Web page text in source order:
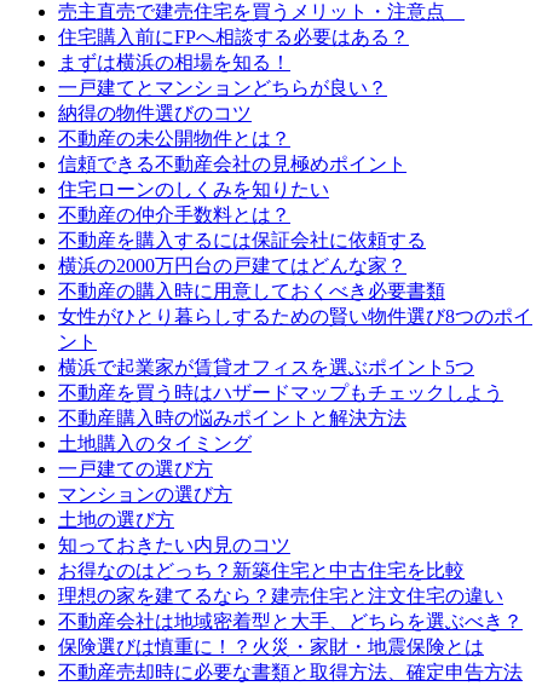
売主直売で建売住宅を買うメリット・注意点
住宅購入前にFPへ相談する必要はある？
まずは横浜の相場を知る！
一戸建てとマンションどちらが良い？
納得の物件選びのコツ
不動産の未公開物件とは？
信頼できる不動産会社の見極めポイント
住宅ローンのしくみを知りたい
不動産の仲介手数料とは？
不動産を購入するには保証会社に依頼する
横浜の2000万円台の戸建てはどんな家？
不動産の購入時に用意しておくべき必要書類
女性がひとり暮らしするための賢い物件選び8つのポイ
ント
横浜で起業家が賃貸オフィスを選ぶポイント5つ
不動産を買う時はハザードマップもチェックしよう
不動産購入時の悩みポイントと解決方法
土地購入のタイミング
一戸建ての選び方
マンションの選び方
土地の選び方
知っておきたい内見のコツ
お得なのはどっち？新築住宅と中古住宅を比較
理想の家を建てるなら？建売住宅と注文住宅の違い
不動産会社は地域密着型と大手、どちらを選ぶべき？
保険選びは慎重に！？火災・家財・地震保険とは
不動産売却時に必要な書類と取得方法、確定申告方法